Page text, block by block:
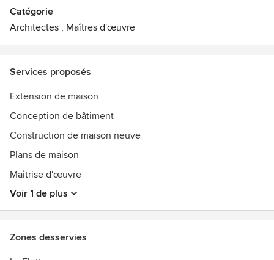
de sécurité, le champ d'action de l'agence est
volontairement le plus large possible.
transformation.
Catégorie
Architectes , Maîtres d'œuvre
Services proposés
Extension de maison
Conception de bâtiment
Construction de maison neuve
Plans de maison
Maîtrise d'œuvre
Voir 1 de plus
Zones desservies